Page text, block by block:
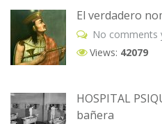
El verdadero
No comments
Views: 42079
HOSPITAL
bañera